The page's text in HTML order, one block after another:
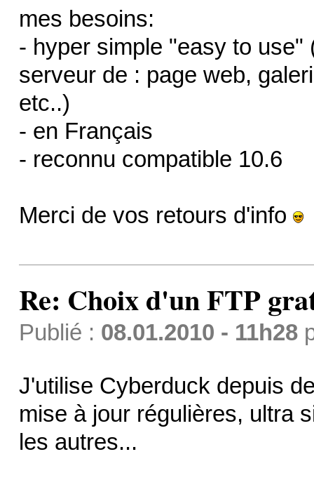
mes besoins:
- hyper simple "easy to use"
serveur de : page web,
etc..)
- en Français
- reconnu compatible 10.6
Merci de vos retours d'info
Re: Choix d'un FTP
Publié : 08.01.2010 - 11h28
J'utilise Cyberduck depuis
mise à jour régulières, ultra
les autres...